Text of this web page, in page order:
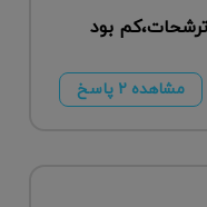
ترشحات،کم بود
مشاهده ۲ پاسخ